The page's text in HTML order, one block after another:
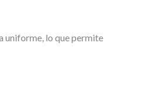
uniforme, lo que permite